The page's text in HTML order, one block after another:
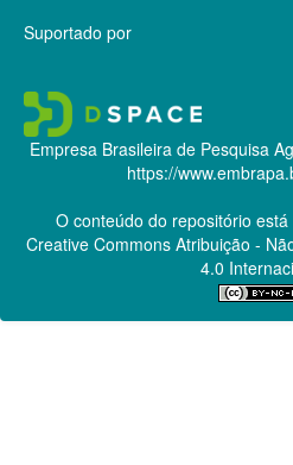
Suportado por
Empresa Brasileira de Pesquisa
https://
O conteúdo do repositório
Creative CommonsAtribuição -
4.0